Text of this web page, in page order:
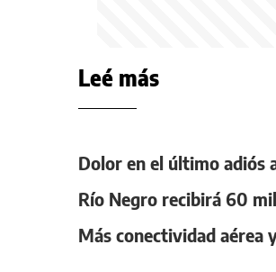
Leé más
Dolor en el último adiós
Río Negro recibirá 60
Más conectividad aérea